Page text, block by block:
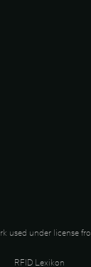
used under license
RFID Lexikon